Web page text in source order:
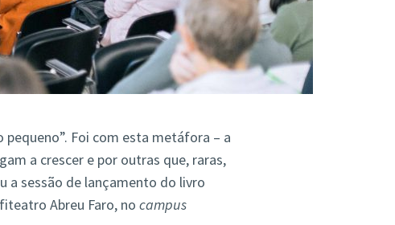
Foi com esta metáfora – a
a crescer e por outras que, raras,
a sessão de lançamento do livro
Abreu Faro, no campus